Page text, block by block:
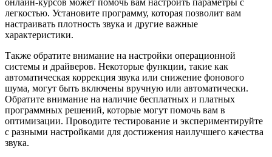
онлайн-курсов может помочь вам настроить параметры с
легкостью. Установите программу, которая позволит вам
настраивать плотность звука и другие важные
характеристики.
Также обратите внимание на настройки операционной
системы и драйверов. Некоторые функции, такие как
автоматическая коррекция звука или снижение фонового
шума, могут быть включены вручную или автоматически.
Обратите внимание на наличие бесплатных и платных
программных решений, которые могут помочь вам в
оптимизации. Проводите тестирование и экспериментируйте
с разными настройками для достижения наилучшего качества
звука.